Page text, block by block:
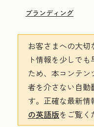
ブランディング
お客さまへの大切
ト情報を少しで
ため、本コンテン
者を介さない自動
す。 正確な最新情
の英語版をご覧く